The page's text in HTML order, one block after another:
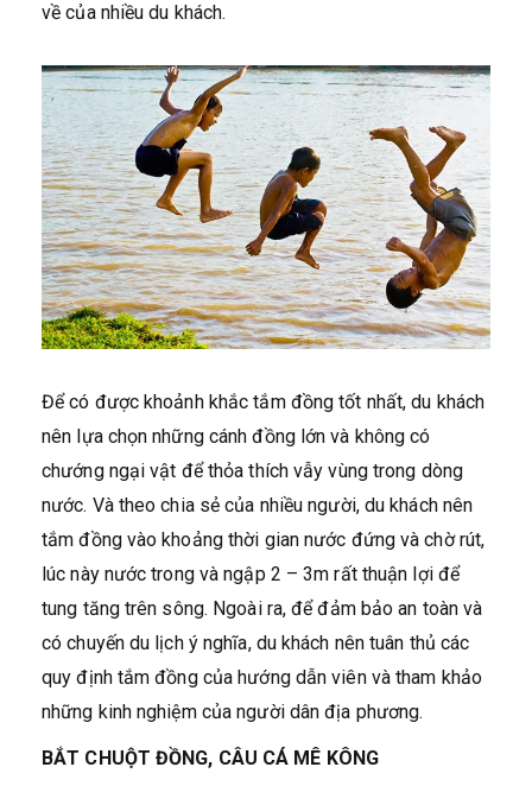
về của nhiều du khách.
Để có được khoảnh khắc tắm đồng tốt nhất, du khách
nên lựa chọn những cánh đồng lớn và không có
chướng ngại vật để thỏa thích vẫy vùng trong dòng
nước. Và theo chia sẻ của nhiều người, du khách nên
tắm đồng vào khoảng thời gian nước đứng và chờ rút,
lúc này nước trong và ngập 2 – 3m rất thuận lợi để
tung tăng trên sông. Ngoài ra, để đảm bảo an toàn và
có chuyến du lịch ý nghĩa, du khách nên tuân thủ các
quy định tắm đồng của hướng dẫn viên và tham khảo
những kinh nghiệm của người dân địa phương.
BẮT CHUỘT ĐỒNG, CÂU CÁ MÊ KÔNG